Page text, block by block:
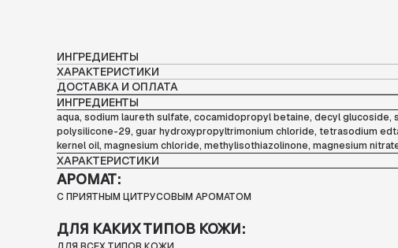
ИНГРЕДИЕНТЫ
ХАРАКТЕРИСТИКИ
ДОСТАВКА И ОПЛАТА
ИНГРЕДИЕНТЫ
aqua, sodium laureth sulfate, cocamidopropyl betaine, decyl
polysilicone-29, guar hydroxypropyltrimonium chloride, tetrasodium
kernel oil, magnesium chloride, methylisothiazolinone, magnesium
ХАРАКТЕРИСТИКИ
АРОМАТ:
С ПРИЯТНЫМ ЦИТРУСОВЫМ АРОМАТОМ
ДЛЯ КАКИХ ТИПОВ КОЖИ: